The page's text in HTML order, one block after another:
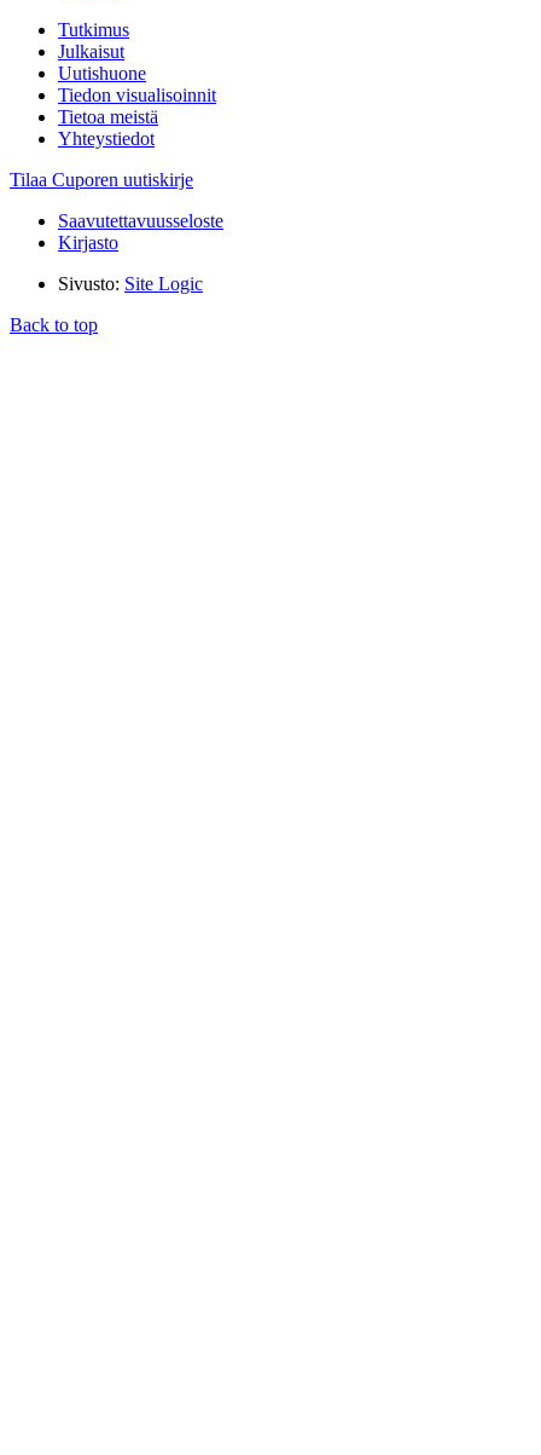
Tutkimus
Julkaisut
Uutishuone
Tiedon visualisoinnit
Tietoa meistä
Yhteystiedot
Tilaa Cuporen uutiskirje
Saavutettavuusseloste
Kirjasto
Sivusto: Site Logic
Back to top